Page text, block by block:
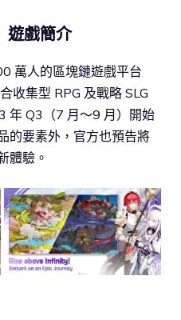
遊戲簡介
萬人的區塊鏈遊戲平台
收集型 RPG 及戰略 SLG
年 Q3（7 月～9 月）開始
的要素外，官方也預告將
體驗。